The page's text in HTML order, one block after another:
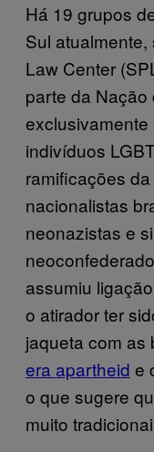
Há 19 grupos
Sul
Law Center
parte da Nação
indivíduos
ramificações
nacionalistas
neonazistas e
assumiu
o atirador ter
jaqueta com as
era apartheid e
o que sugere
muito